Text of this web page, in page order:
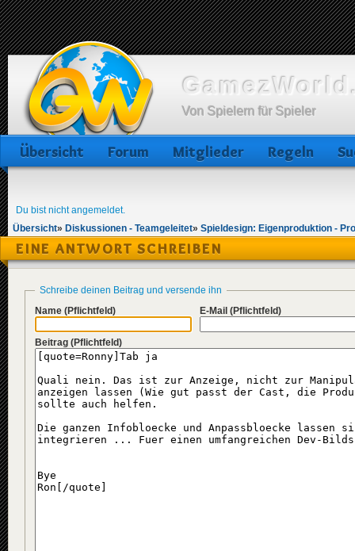
Von Spielern für Spieler
Übersicht Forum Mitglieder Regeln
Du bist nicht angemeldet.
Übersicht» Diskussionen - Teamgeleitet» Spieldesign: Eigenproduktion -
EINE ANTWORT SCHREIBEN
Schreibe deinen Beitrag und versende ihn
Name (Pflichtfeld) E-Mail (Pflichtfeld)
Beitrag (Pflichtfeld)